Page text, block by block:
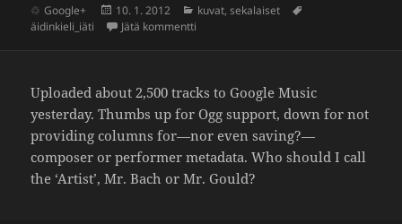
Google+ Julkaistu
10. 1. 2012 Kategoriat
kuvat,sekalaiset
äidinkieli_iäti
Jätä kommentti
Uploaded about 2,500 tracks to Google Music
yesterday. Thumbs up for Ogg support, down for not
provi­ding columns for—nor even saving?—
composer or performer meta­data. Who should I call
the ‘Artist’, Mr. Bach or Mr. Gould?